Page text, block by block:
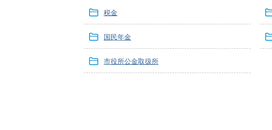
税金
国民年金
市役所公金取扱所